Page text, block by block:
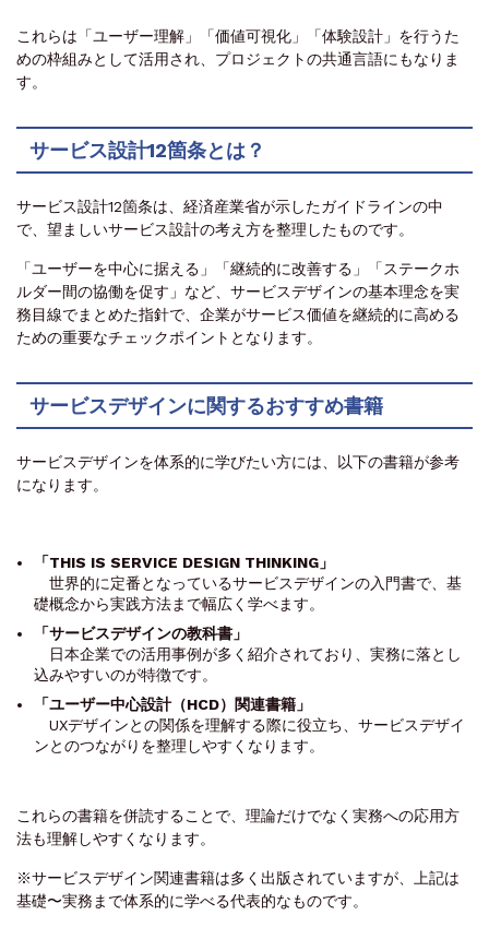
これらは「ユーザー理解」「価値可視化」「体験設計」を行うた
めの枠組みとして活用され、プロジェクトの共通言語にもなりま
す。
サービス設計12箇条とは？
サービス設計12箇条は、経済産業省が示したガイドラインの中
で、望ましいサービス設計の考え方を整理したものです。
「ユーザーを中心に据える」「継続的に改善する」「ステークホ
ルダー間の協働を促す」など、サービスデザインの基本理念を実
務目線でまとめた指針で、企業がサービス価値を継続的に高める
ための重要なチェックポイントとなります。
サービスデザインに関するおすすめ書籍
サービスデザインを体系的に学びたい方には、以下の書籍が参考
になります。
「THIS IS SERVICE DESIGN THINKING」
世界的に定番となっているサービスデザインの入門書で、基
礎概念から実践方法まで幅広く学べます。
「サービスデザインの教科書」
日本企業での活用事例が多く紹介されており、実務に落とし
込みやすいのが特徴です。
「ユーザー中心設計（HCD）関連書籍」
UXデザインとの関係を理解する際に役立ち、サービスデザイ
ンとのつながりを整理しやすくなります。
これらの書籍を併読することで、理論だけでなく実務への応用方
法も理解しやすくなります。
※サービスデザイン関連書籍は多く出版されていますが、上記は
基礎〜実務まで体系的に学べる代表的なものです。